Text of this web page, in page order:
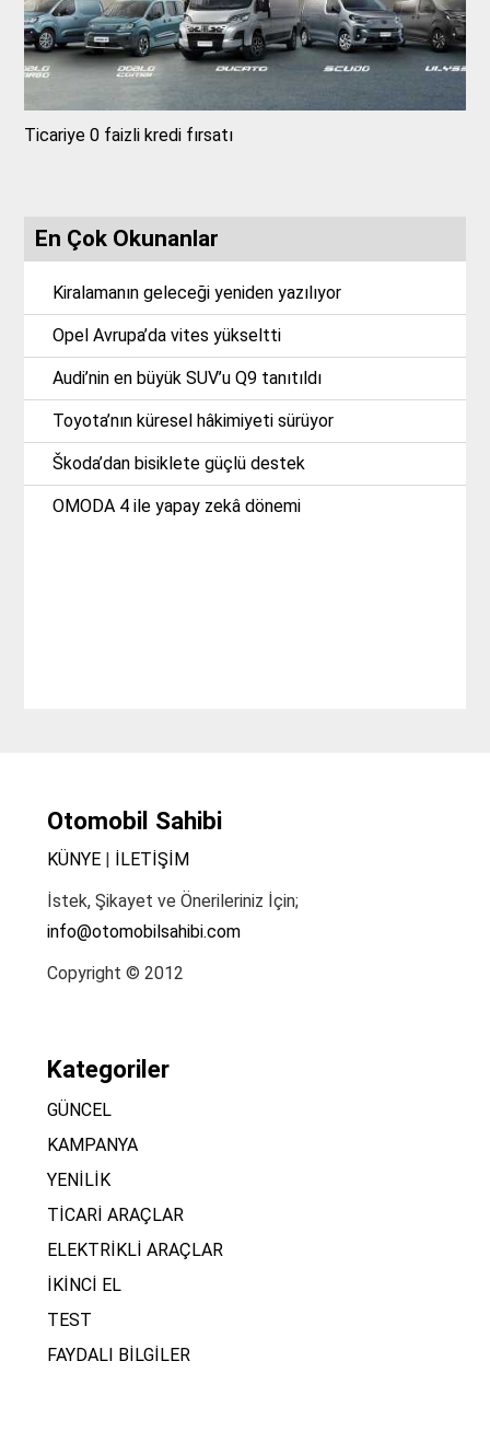
Ticariye 0 faizli kredi fırsatı
En Çok Okunanlar
Kiralamanın geleceği yeniden yazılıyor
Opel Avrupa’da vites yükseltti
Audi’nin en büyük SUV’u Q9 tanıtıldı
Toyota’nın küresel hâkimiyeti sürüyor
Škoda’dan bisiklete güçlü destek
OMODA 4 ile yapay zekâ dönemi
Otomobil Sahibi
KÜNYE|
İLETİŞİM
İstek, Şikayet ve Önerileriniz İçin;
info@otomobilsahibi.com
Copyright © 2012
Kategoriler
GÜNCEL
KAMPANYA
YENİLİK
TİCARİ ARAÇLAR
ELEKTRİKLİ ARAÇLAR
İKİNCİ EL
TEST
FAYDALI BİLGİLER